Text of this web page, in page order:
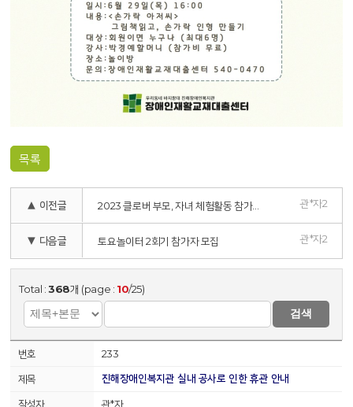
목록
▲ 이전글 2023 클로버 부모, 자녀 체험활동 참가자 모집 관*자2
▼ 다음글 토요놀이터 2회기 참가자 모집 관*자2
Total :368개 (page : 10/25)
검색
233
진해장애인복지관 실내 공사로 인한 휴관 안내
관*자